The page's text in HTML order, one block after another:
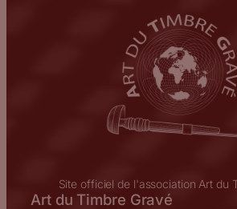
Site officiel de l'association Art du
Art du Timbre Gravé